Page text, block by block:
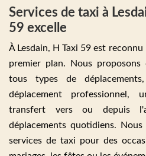
Services de taxi à
59 excelle
À Lesdain, H Taxi 59 est
premier plan. Nous
tous types de
déplacement professionnel,
transfert vers ou depuis
déplacements quotidiens.
services de taxi pour des